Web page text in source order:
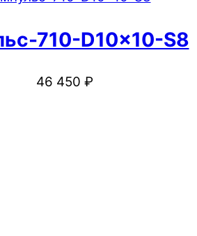
710-D10x10-S8
46 450 ₽